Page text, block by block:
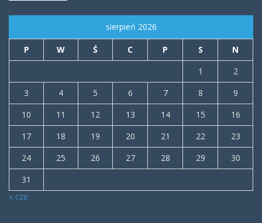
sierpień 2026
P W Ś C P S
N
1
2
3
4 5 6 7 8
9
10
11 12 13 14 15
16
17
18 19 20 21 22
23
24
25 26 27 28 29
30
31
« cze